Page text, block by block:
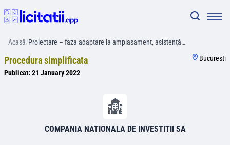
Acasă/Proiectare – faza adaptare la amplasament, asistență…
Procedura simplificata
Publicat: 21 January 2022
Bucuresti
COMPANIA NATIONALA DE INVESTITII SA